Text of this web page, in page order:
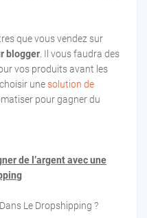
que vous vendez sur
blogger. Il vous faudra des
vos produits avant les
unesolution de
pour gagner du
de l’argent avec une
Le Dropshipping ?